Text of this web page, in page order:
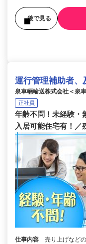
後で見る
運行管理補助者、
泉車輛輸送株式会社＜泉
正社員
年齢不問！未経験・
入居可能住宅有！／
仕事内容
売り上げなど